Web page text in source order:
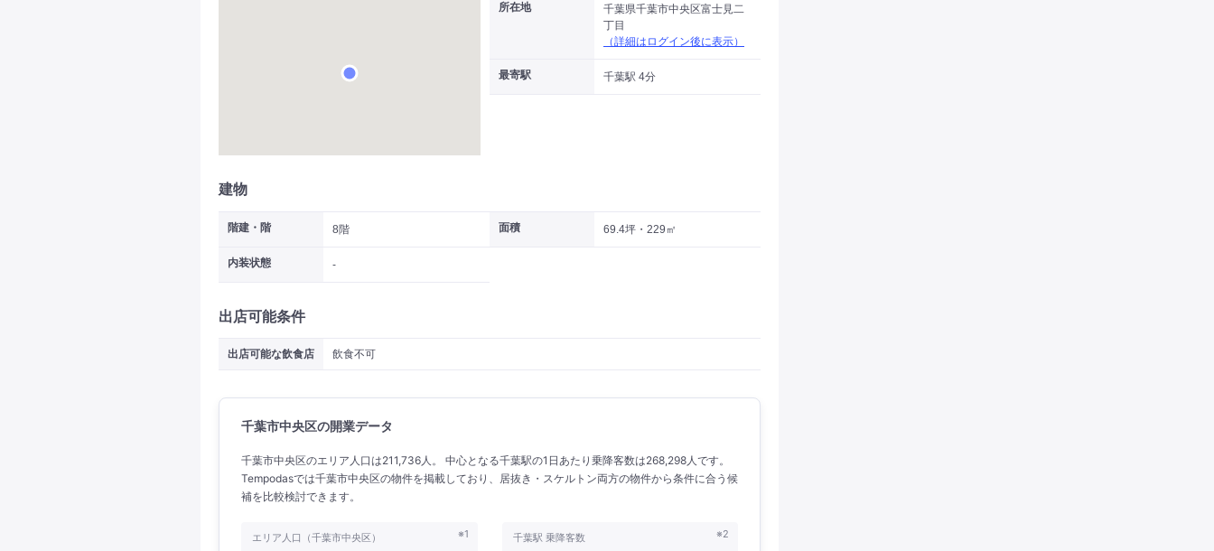
所在地
千葉県千葉市中央区富士見二
丁目
（詳細はログイン後に表示）
最寄駅 千葉駅 4分
建物
階建・階 8階 面積 69.4坪・229㎡
内装状態 -
出店可能条件
出店可能な飲食店 飲食不可
千葉市中央区の開業データ
千葉市中央区のエリア人口は211,736人。 中心となる千葉駅の1日あたり乗降客数は268,298人です。
Tempodasでは千葉市中央区の物件を掲載しており、居抜き・スケルトン両方の物件から条件に合う候
補を比較検討できます。
※1
エリア人口（千葉市中央区） ※2
千葉駅 乗降客数